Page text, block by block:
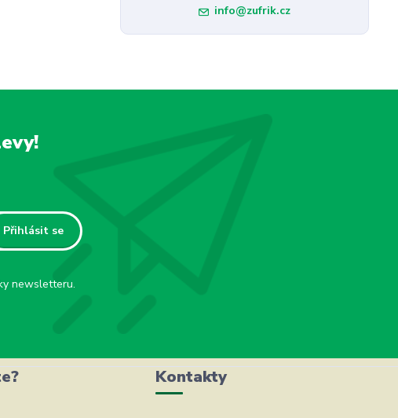
info@zufrik.cz
Přihlásit se
newsletteru.
Kontakty